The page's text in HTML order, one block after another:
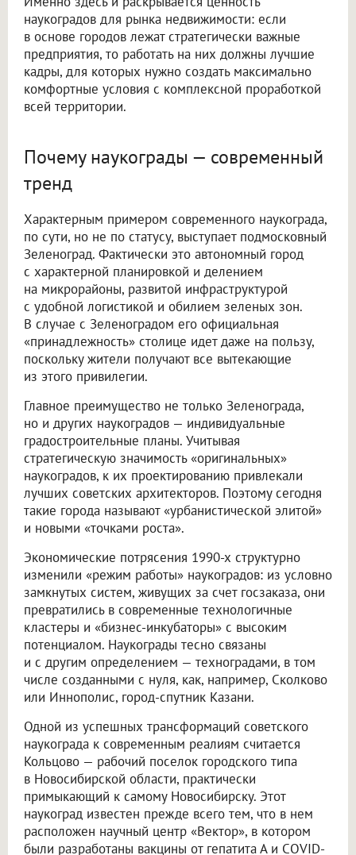
наукоградов для рынка недвижимости: если
в основе городов лежат стратегически важные
предприятия, то работать на них должны лучшие
кадры, для которых нужно создать максимально
комфортные условия с комплексной проработкой
всей территории.
Почему наукограды — современный
тренд
Характерным примером современного наукограда,
по сути, но не по статусу, выступает подмосковный
Зеленоград. Фактически это автономный город
с характерной планировкой и делением
на микрорайоны, развитой инфраструктурой
с удобной логистикой и обилием зеленых зон.
В случае с Зеленоградом его официальная
«принадлежность» столице идет даже на пользу,
поскольку жители получают все вытекающие
из этого привилегии.
Главное преимущество не только Зеленограда,
но и других наукоградов — индивидуальные
градостроительные планы. Учитывая
стратегическую значимость «оригинальных»
наукоградов, к их проектированию привлекали
лучших советских архитекторов. Поэтому сегодня
такие города называют «урбанистической элитой»
и новыми «точками роста».
Экономические потрясения 1990-х структурно
изменили «режим работы» наукоградов: из условно
замкнутых систем, живущих за счет госзаказа, они
превратились в современные технологичные
кластеры и «бизнес-инкубаторы» с высоким
потенциалом. Наукограды тесно связаны
и с другим определением — техноградами, в том
числе созданными с нуля, как, например, Сколково
или Иннополис, город-спутник Казани.
Одной из успешных трансформаций советского
наукограда к современным реалиям считается
Кольцово — рабочий поселок городского типа
в Новосибирской области, практически
примыкающий к самому Новосибирску. Этот
наукоград известен прежде всего тем, что в нем
расположен научный центр «Вектор», в котором
были разработаны вакцины от гепатита А и COVID-